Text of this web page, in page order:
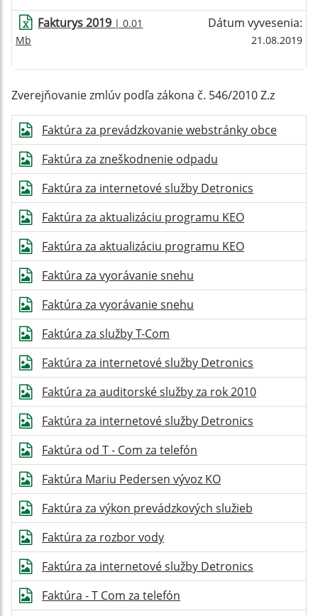
Fakturys 2019 | 0.01
Mb
Dátum vyvesenia:
21.08.2019
Zverejňovanie zmlúv podľa zákona č. 546/2010 Z.z
Faktúra za prevádzkovanie webstránky obce
Faktúra za zneškodnenie odpadu
Faktúra za internetové služby Detronics
Faktúra za aktualizáciu programu KEO
Faktúra za aktualizáciu programu KEO
Faktúra za vyorávanie snehu
Faktúra za vyorávanie snehu
Faktúra za služby T-Com
Faktúra za internetové služby Detronics
Faktúra za auditorské služby za rok 2010
Faktúra za internetové služby Detronics
Faktúra od T - Com za telefón
Faktúra Mariu Pedersen vývoz KO
Faktúra za výkon prevádzkových služieb
Faktúra za rozbor vody
Faktúra za internetové služby Detronics
Faktúra - T Com za telefón